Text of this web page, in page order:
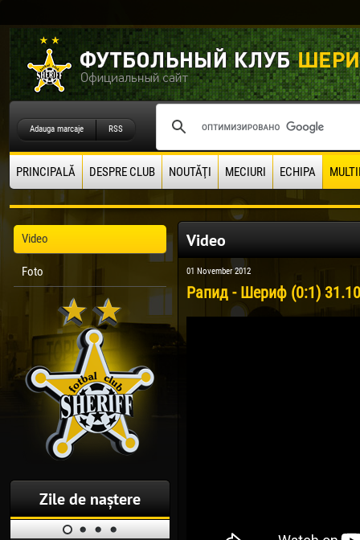
Adauga marcaje RSS
PRINCIPALĂ DESPRE CLUB NOUTĂŢI MECIURI ECHIPA
Video
Foto
Zile de naștere
Video
01 November 2012
Рапид - Шериф (0:1)